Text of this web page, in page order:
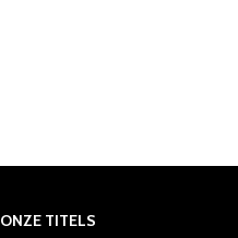
ONZE TITELS